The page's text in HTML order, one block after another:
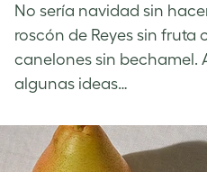
No sería navidad sin
roscón de Reyes sin fruta
canelones sin bechamel.
algunas ideas…